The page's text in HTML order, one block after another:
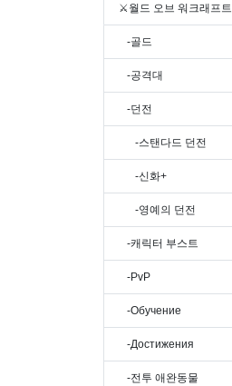
⚔️월드 오브 워크래프트
-골드
-공격대
-던전
-스탠다드 던전
-신화+
-영예의 던전
-캐릭터 부스트
-PvP
-Обучение
-Достижения
-전투 애완동물